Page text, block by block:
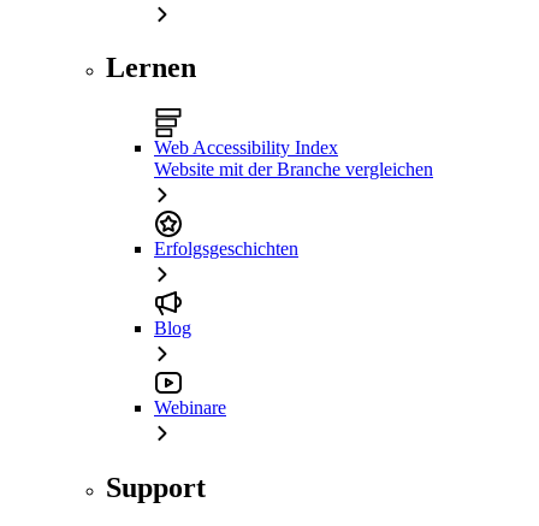
Lernen
Web Accessibility Index
Website mit der Branche vergleichen
Erfolgsgeschichten
Blog
Webinare
Support